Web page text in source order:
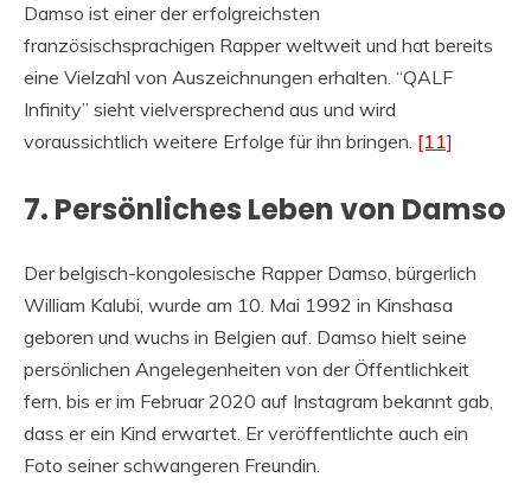
Damso ist einer der erfolgreichsten
französischsprachigen Rapper weltweit und hat bereits
eine Vielzahl von Auszeichnungen erhalten. “QALF
Infinity” sieht vielversprechend aus und wird
voraussichtlich weitere Erfolge für ihn bringen. [11]
7. Persönliches Leben von Damso
Der belgisch-kongolesische Rapper Damso, bürgerlich
William Kalubi, wurde am 10. Mai 1992 in Kinshasa
geboren und wuchs in Belgien auf. Damso hielt seine
persönlichen Angelegenheiten von der Öffentlichkeit
fern, bis er im Februar 2020 auf Instagram bekannt gab,
dass er ein Kind erwartet. Er veröffentlichte auch ein
Foto seiner schwangeren Freundin.